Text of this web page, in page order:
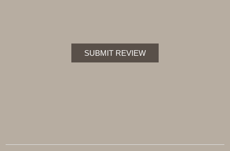
SUBMIT REVIEW